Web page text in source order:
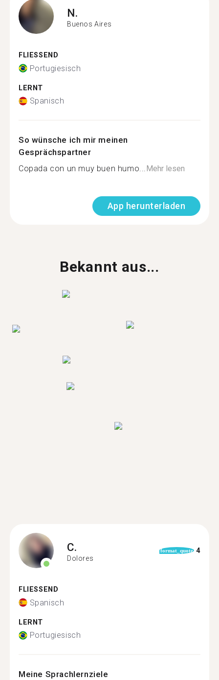
N.
Buenos Aires
FLIESSEND
Portugiesisch
LERNT
Spanisch
So wünsche ich mir meinen
Gesprächspartner
Copada con un muy buen humo...Mehr lesen
App herunterladen
Bekannt aus...
C.
Dolores
format_quote 4
FLIESSEND
Spanisch
LERNT
Portugiesisch
Meine Sprachlernziele